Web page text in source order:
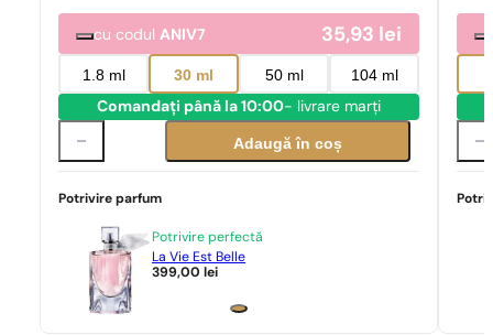
cu codulANIV7 35,93 lei
1.8 ml 30 ml 50 ml 104 ml
Comandați până la 10:00- livrare marți
Adaugă în coș
Potrivire parfum
Potrivire perfectă
La Vie Est Belle
399,00 lei